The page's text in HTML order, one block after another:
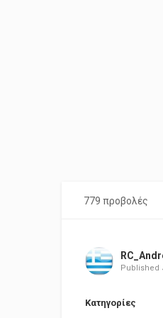
779 προβολές
Published
Κατηγορίες